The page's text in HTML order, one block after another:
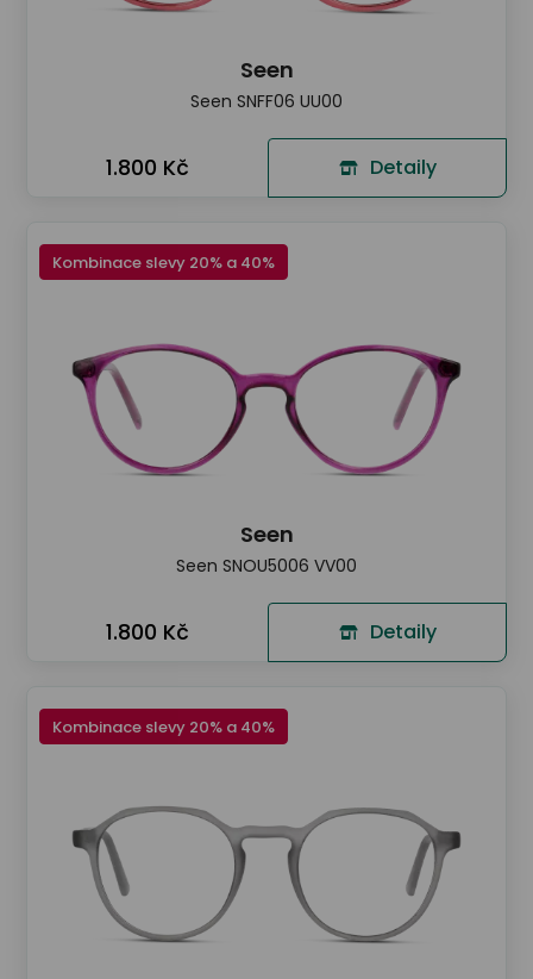
Seen
Seen SNFF06 UU00
1.800 Kč Detaily
Kombinace slevy 20% a 40%
Seen
Seen SNOU5006 VV00
1.800 Kč Detaily
Kombinace slevy 20% a 40%